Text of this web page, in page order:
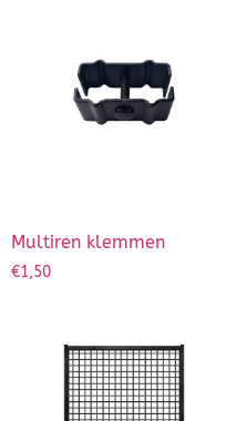
Multiren klemmen
€1,50